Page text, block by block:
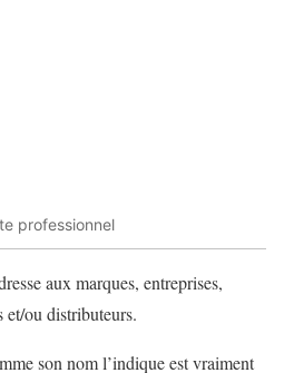
professionnel
aux marques, entreprises,
et/ou distributeurs.
son nom l’indique est vraiment